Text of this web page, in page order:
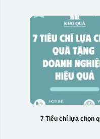
Hộp xi 6 bát cơm
7 Tiêu chí lựa chọn